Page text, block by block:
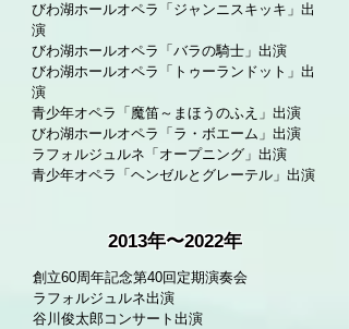
びわ湖ホールオペラ「ジャンニスキッキ」出
演
びわ湖ホールオペラ「バラの騎士」出演
びわ湖ホールオペラ「トゥーランドット」出
演
青少年オペラ「魔笛～まほうのふえ」出演
びわ湖ホールオペラ「ラ・ボエーム」出演
ラフォルジュルネ「オープニング」出演
青少年オペラ「ヘンゼルとグレーテル」出演
2013年〜2022年
創立60周年記念第40回定期演奏会
ラフォルジュルネ出演
谷川俊太郎コンサート出演